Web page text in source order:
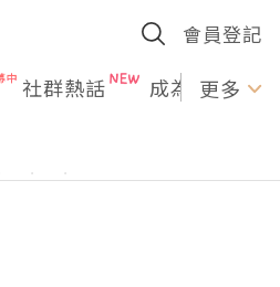
會員登記
社群熱話 成為U更多